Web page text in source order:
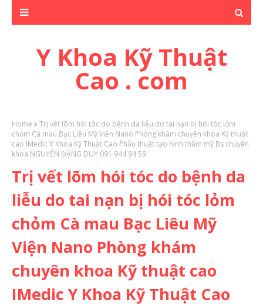
Y Khoa Kỹ Thuật
Cao . com
Home
Trị vết lõm hói tóc do bệnh da liễu do tai nạn bị hói tóc lỏm
chỏm Cà mau Bạc Liêu Mỹ Viện Nano Phòng khám chuyên khoa Kỹ thuật
cao IMedic Y Khoa Kỹ Thuật Cao Phẫu thuật tạo hình thẩm mỹ Bs chuyên
khoa NGUYỄN ĐẶNG DUY 091 944 94 59
Trị vết lõm hói tóc do bệnh da
liễu do tai nạn bị hói tóc lỏm
chỏm Cà mau Bạc Liêu Mỹ
Viện Nano Phòng khám
chuyên khoa Kỹ thuật cao
IMedic Y Khoa Kỹ Thuật Cao